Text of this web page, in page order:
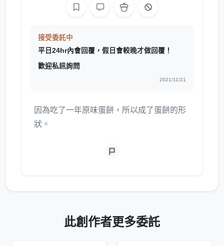
接受委託中
平日24hr內會回覆，假日會較晚才做回覆！
歡迎私訊詢問
2021/11/21
因為吃了一年原味蛋餅，所以成了蛋餅的形
狀。
此創作者更多委託